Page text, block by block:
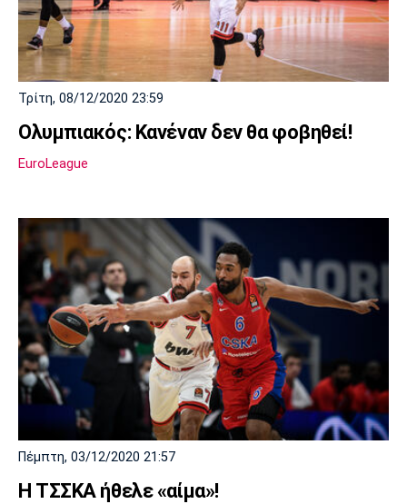
Τρίτη, 08/12/2020 23:59
Ολυμπιακός: Κανέναν δεν θα φοβηθεί!
EuroLeague
Πέμπτη, 03/12/2020 21:57
Η ΤΣΣΚΑ ήθελε «αίμα»!